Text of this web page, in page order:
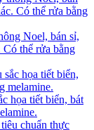
Noel, bán sỉ,
thể rửa bằng
họa tiết biển, bát